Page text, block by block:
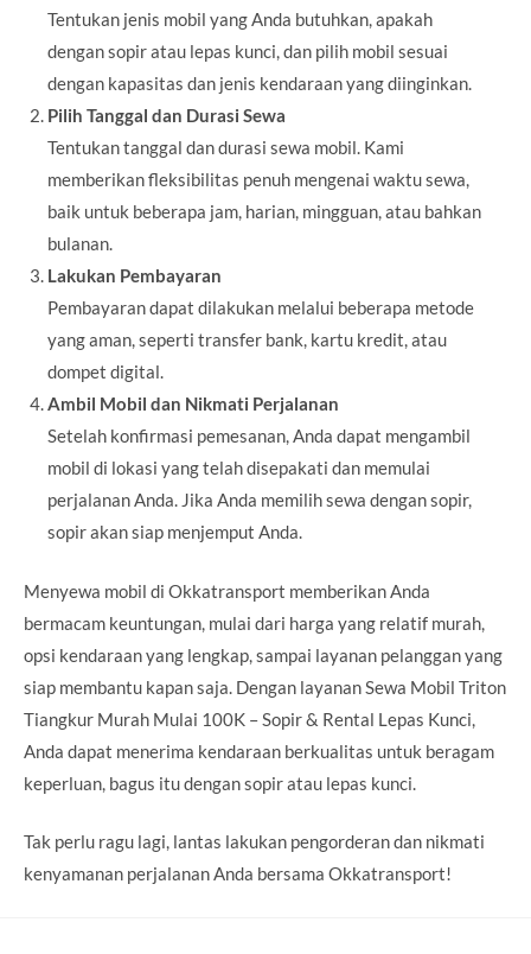
Tentukan jenis mobil yang Anda butuhkan, apakah
dengan sopir atau lepas kunci, dan pilih mobil sesuai
dengan kapasitas dan jenis kendaraan yang diinginkan.
Pilih Tanggal dan Durasi Sewa
Tentukan tanggal dan durasi sewa mobil. Kami
memberikan fleksibilitas penuh mengenai waktu sewa,
baik untuk beberapa jam, harian, mingguan, atau bahkan
bulanan.
Lakukan Pembayaran
Pembayaran dapat dilakukan melalui beberapa metode
yang aman, seperti transfer bank, kartu kredit, atau
dompet digital.
Ambil Mobil dan Nikmati Perjalanan
Setelah konfirmasi pemesanan, Anda dapat mengambil
mobil di lokasi yang telah disepakati dan memulai
perjalanan Anda. Jika Anda memilih sewa dengan sopir,
sopir akan siap menjemput Anda.
Menyewa mobil di Okkatransport memberikan Anda
bermacam keuntungan, mulai dari harga yang relatif murah,
opsi kendaraan yang lengkap, sampai layanan pelanggan yang
siap membantu kapan saja. Dengan layanan Sewa Mobil Triton
Tiangkur Murah Mulai 100K – Sopir & Rental Lepas Kunci,
Anda dapat menerima kendaraan berkualitas untuk beragam
keperluan, bagus itu dengan sopir atau lepas kunci.
Tak perlu ragu lagi, lantas lakukan pengorderan dan nikmati
kenyamanan perjalanan Anda bersama Okkatransport!